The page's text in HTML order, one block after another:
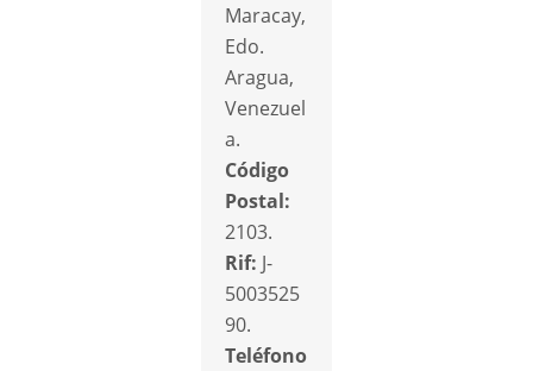
Maracay,
Edo.
Aragua,
Venezuel
a.
Código
Postal:
2103.
Rif: J-
5003525
90.
Teléfono